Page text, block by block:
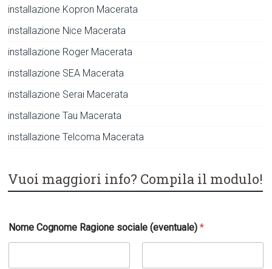
installazione Kopron Macerata
installazione Nice Macerata
installazione Roger Macerata
installazione SEA Macerata
installazione Serai Macerata
installazione Tau Macerata
installazione Telcoma Macerata
Vuoi maggiori info? Compila il modulo!
Nome Cognome Ragione sociale (eventuale)*